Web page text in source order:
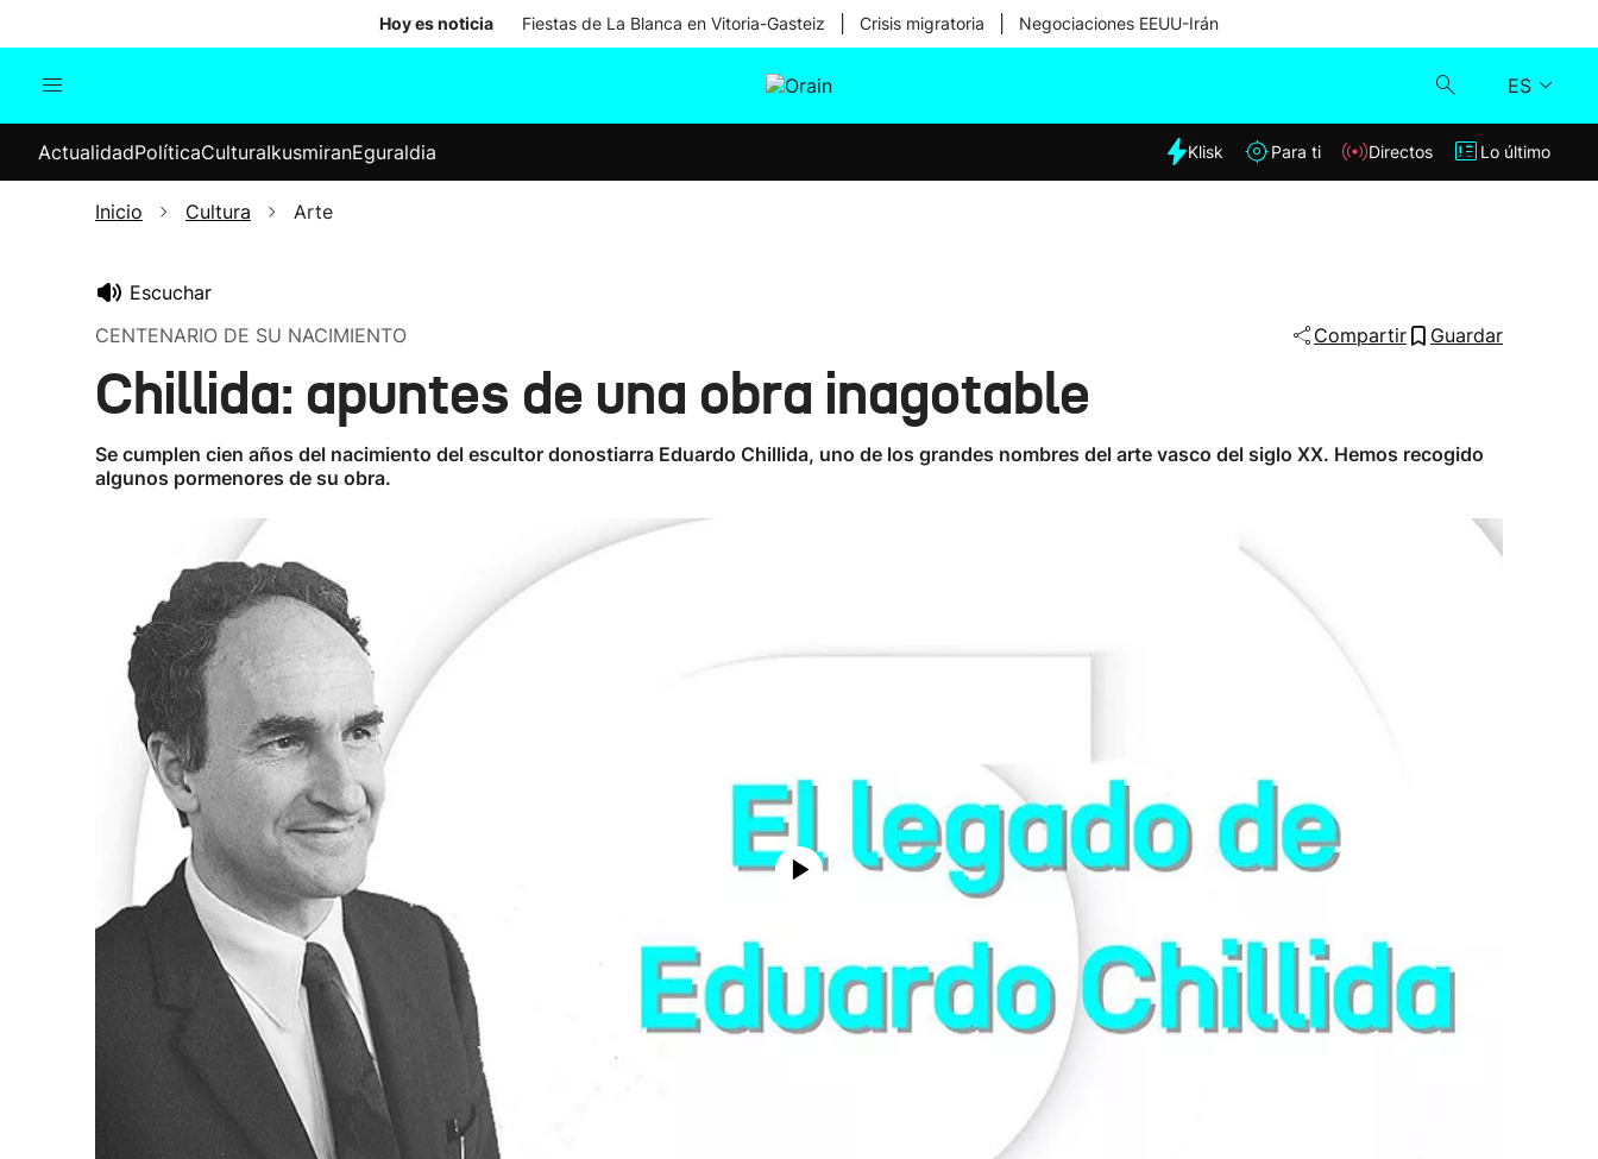
Hoy es noticia Fiestas de La Blanca en Vitoria-Gasteiz Crisis migratoria Negociaciones EEUU-Irán
ES
Internacional
Elecciones
Klisk
ActualidadPolíticaCulturaIkusmiranEguraldia Klisk Para ti Directos Lo último
Inicio Cultura Arte
Escuchar
CENTENARIO DE SU NACIMIENTO
Compartir Guardar
Chillida: apuntes de una obra inagotable
Se cumplen cien años del nacimiento del escultor donostiarra Eduardo Chillida, uno de los grandes nombres del arte vasco del siglo XX. Hemos recogido
algunos pormenores de su obra.